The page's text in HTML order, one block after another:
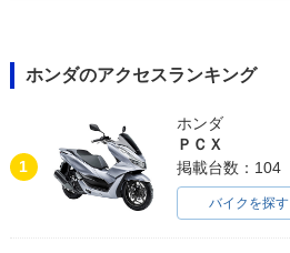
ホンダのアクセスランキング
1
ホンダ
ＰＣＸ
掲載台数：104
バイクを探す